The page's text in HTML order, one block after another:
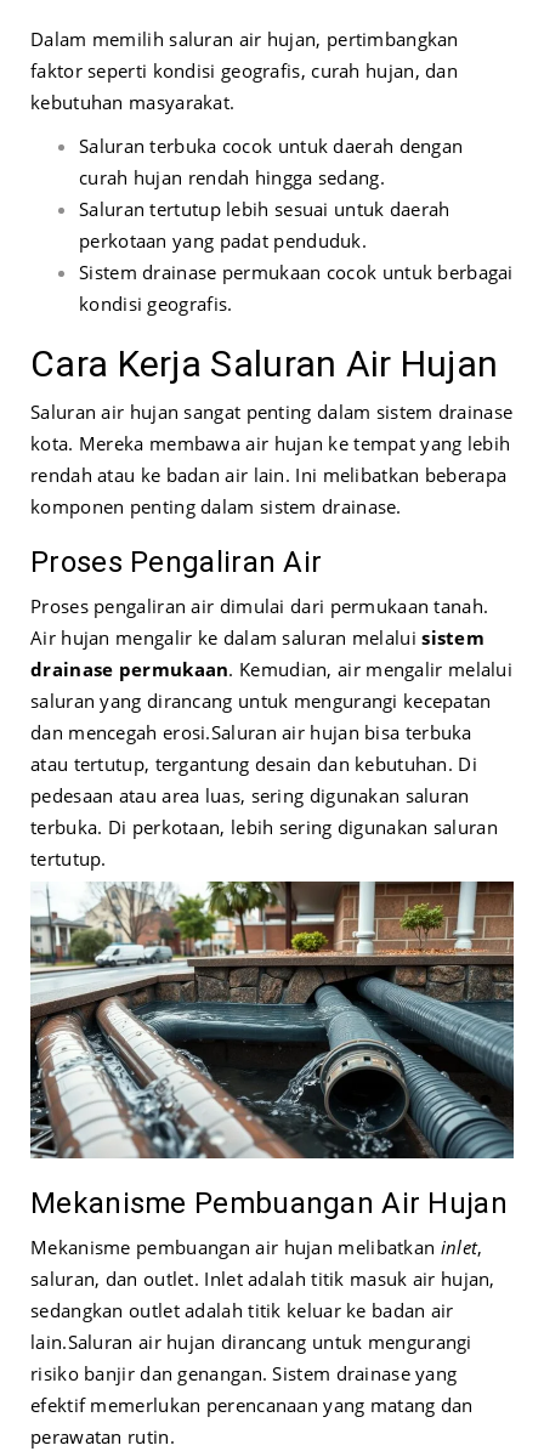
Dalam memilih saluran air hujan, pertimbangkan
faktor seperti kondisi geografis, curah hujan, dan
kebutuhan masyarakat.
Saluran terbuka cocok untuk daerah dengan
curah hujan rendah hingga sedang.
Saluran tertutup lebih sesuai untuk daerah
perkotaan yang padat penduduk.
Sistem drainase permukaan cocok untuk berbagai
kondisi geografis.
Cara Kerja Saluran Air Hujan
Saluran air hujan sangat penting dalam sistem drainase
kota. Mereka membawa air hujan ke tempat yang lebih
rendah atau ke badan air lain. Ini melibatkan beberapa
komponen penting dalam sistem drainase.
Proses Pengaliran Air
Proses pengaliran air dimulai dari permukaan tanah.
Air hujan mengalir ke dalam saluran melaluisistem
drainase permukaan. Kemudian, air mengalir melalui
saluran yang dirancang untuk mengurangi kecepatan
dan mencegah erosi.Saluran air hujan bisa terbuka
atau tertutup, tergantung desain dan kebutuhan. Di
pedesaan atau area luas, sering digunakan saluran
terbuka. Di perkotaan, lebih sering digunakan saluran
tertutup.
Mekanisme Pembuangan Air Hujan
Mekanisme pembuangan air hujan melibatkan inlet,
saluran, dan outlet. Inlet adalah titik masuk air hujan,
sedangkan outlet adalah titik keluar ke badan air
lain.Saluran air hujan dirancang untuk mengurangi
risiko banjir dan genangan. Sistem drainase yang
efektif memerlukan perencanaan yang matang dan
perawatan rutin.